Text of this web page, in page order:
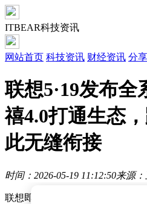
ITBEAR科技资讯
网站首页 科技资讯 财经资讯 分
联想5·19发布
禧4.0打通生态
此无缝衔接
时间：2026-05-19 11:12:50来源
联想即将在即将到来的新品发布